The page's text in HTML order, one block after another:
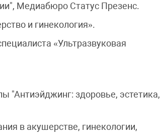
Медиабюро Статус Презенс.
и гинекология».
«Ультразвуковая
"Антиэйджинг: здоровье, эстетика,
в акушерстве, гинекологии,